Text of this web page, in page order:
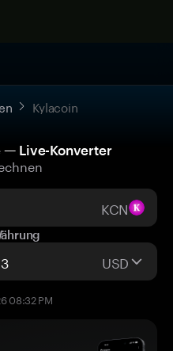
Kylacoin
— Live-Konverter
KCN
USD
08:32 PM